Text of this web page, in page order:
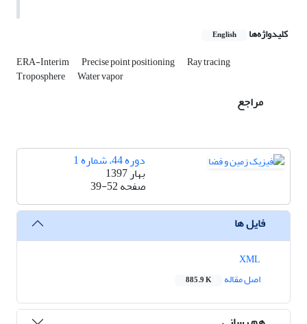
کلیدواژه‌ها English
ERA-Interim Precise point positioning Ray tracing
Troposphere Water vapor
مراجع
دوره 44، شماره 1
بهار 1397
صفحه39-52
فایل ها
اصل مقاله
885.9 K